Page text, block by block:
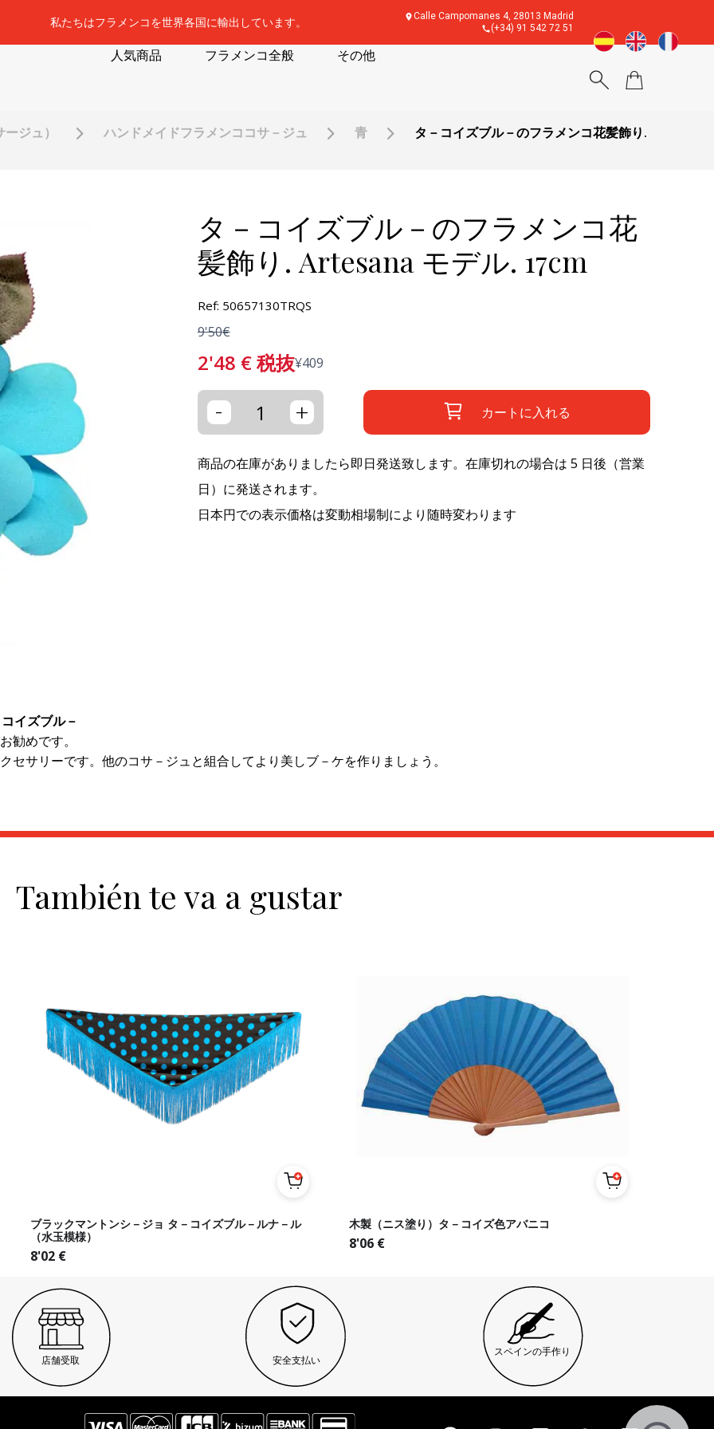
私たちはフラメンコを世界各国に輸出しています。
Calle Campomanes 4, 28013 Madrid
(+34) 91 542 72 51
人気商品 フラメンコ全般 その他
ジュ） ハンドメイドフラメンココサ－ジュ 青 タ－コイズブル－のフラメンコ花髪飾り.
タ－コイズブル－のフラメンコ花
髪飾り. Artesana モデル. 17cm
Ref: 50657130TRQS
9'50€
2'48 €税抜¥409
- + カートに入れる
商品の在庫がありましたら即日発送致します。在庫切れの場合は 5 日後（営業
日）に発送されます。
日本円での表示価格は変動相場制により随時変わります
イズブル－
勧めです。
サリーです。他のコサ－ジュと組合してより美しブ－ケを作りましょう。
También te va a gustar
ブラックマントンシ－ジョ タ－コイズブル－ルナ－ル
（水玉模様）
8'02 €
木製（ニス塗り）タ－コイズ色アバニコ
8'06 €
店舗受取 安全支払い
スペインの手作り